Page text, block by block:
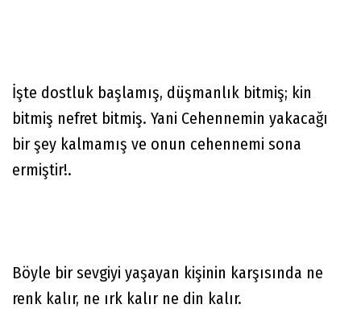
İşte dostluk başlamış, düşmanlık bitmiş; kin
bitmiş nefret bitmiş. Yani Cehennemin yakacağı
bir şey kalmamış ve onun cehennemi sona
ermiştir!.
Böyle bir sevgiyi yaşayan kişinin karşısında ne
renk kalır, ne ırk kalır ne din kalır.